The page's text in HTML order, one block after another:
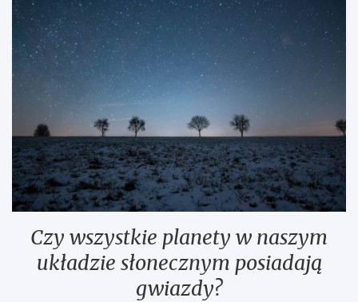
Czy wszystkie planety w naszym
układzie słonecznym posiadają
gwiazdy?